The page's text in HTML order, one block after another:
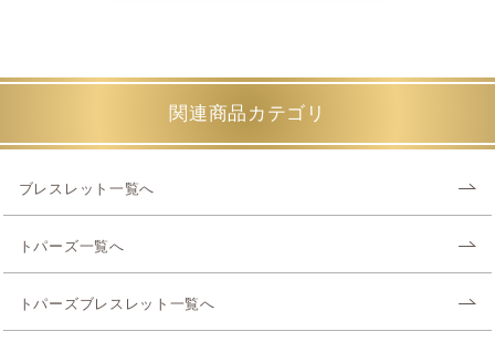
関連商品カテゴリ
ブレスレット一覧へ
トパーズ一覧へ
トパーズブレスレット一覧へ